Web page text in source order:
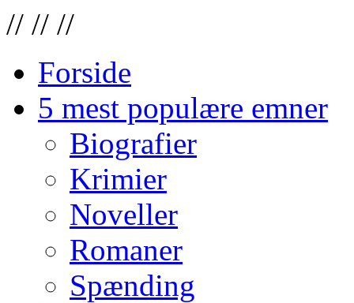
// // //
Forside
5 mest populære emner
Biografier
Krimier
Noveller
Romaner
Spænding